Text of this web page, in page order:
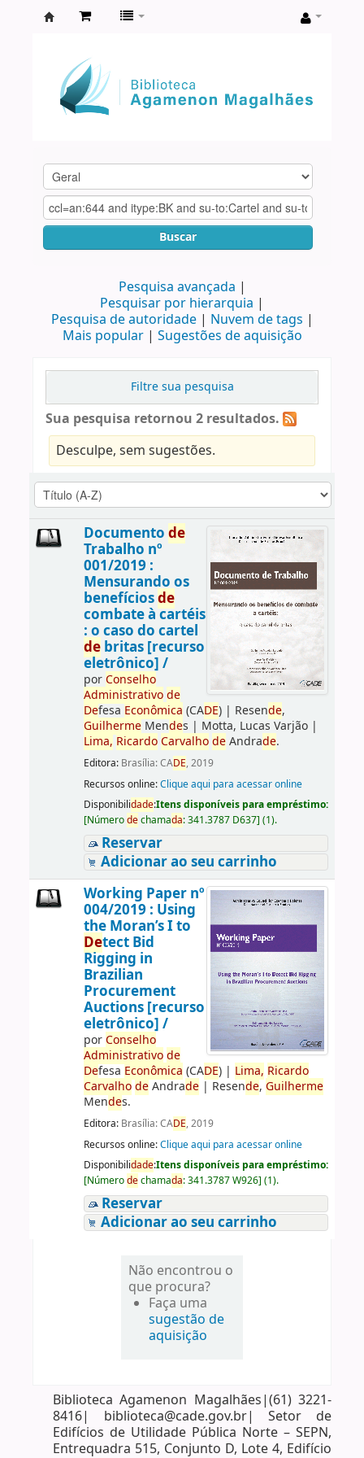
Agamenon
Magalhães
Buscar
Pesquisa avançada
Pesquisar por hierarquia
Pesquisa de autoridade
Nuvem de tags
Mais popular
Sugestões de aquisição
Filtre sua pesquisa
Sua pesquisa retornou 2 resultados.
Desculpe, sem sugestões.
Documento de
Trabalho nº
001/2019 :
Mensurando os
benefíciosde
combate à cartéis
: o caso do cartel
debritas [recurso
eletrônico] /
porConselho
Administrativo de
Defesa Econômica (CADE)| Resende,
GuilhermeMendes | Motta, Lucas Varjão|
Lima, Ricardo Carvalho deAndrade.
Editora: Brasília: CADE, 2019
Recursos online:Clique aqui para acessar online
Disponibilidade:Itens disponíveis para empréstimo:
[Númerodechamada:341.3787 D637] (1).
Reservar
Adicionar ao seu carrinho
Working Paper nº
004/2019 : Using
the Moran’s I to
Detect Bid
Rigging in
Brazilian
Procurement
Auctions [recurso
eletrônico] /
porConselho
Administrativo de
Defesa Econômica (CADE)| Lima, Ricardo
Carvalho deAndrade| Resende, Guilherme
Mendes.
Editora: Brasília: CADE, 2019
Recursos online:Clique aqui para acessar online
Disponibilidade:Itens disponíveis para empréstimo:
[Númerodechamada:341.3787 W926] (1).
Reservar
Adicionar ao seu carrinho
Não encontrou o
que procura?
Faça uma
sugestão de
aquisição
Biblioteca Agamenon Magalhães|(61) 3221-
8416| biblioteca@cade.gov.br| Setor de
Edifícios de Utilidade Pública Norte – SEPN,
Entrequadra 515, Conjunto D, Lote 4, Edifício